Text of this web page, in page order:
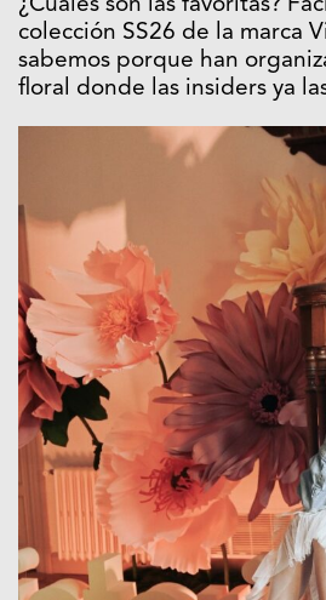
¿Cuáles son las favoritas?
colección SS26 de la marca
sabemos porque han
floral donde las insiders ya